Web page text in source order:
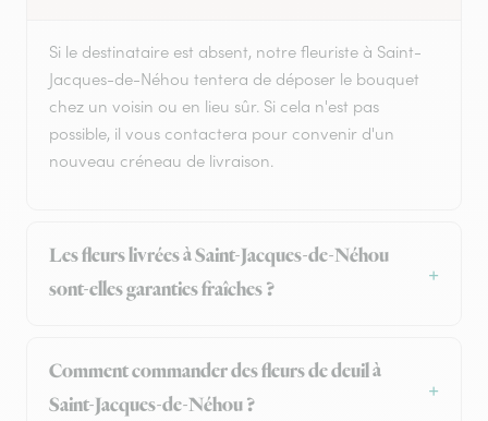
Si le destinataire est absent, notre fleuriste à Saint-
Jacques-de-Néhou tentera de déposer le bouquet
chez un voisin ou en lieu sûr. Si cela n'est pas
possible, il vous contactera pour convenir d'un
nouveau créneau de livraison.
Les fleurs livrées à Saint-Jacques-de-Néhou
sont-elles garanties fraîches ?
Comment commander des fleurs de deuil à
Saint-Jacques-de-Néhou ?